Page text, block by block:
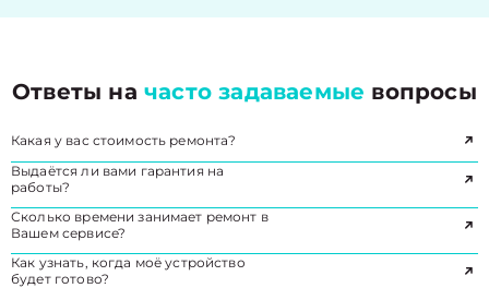
Ответы начасто задаваемые вопросы
Какая у вас стоимость ремонта?
Выдаётся ли вами гарантия на
работы?
Сколько времени занимает ремонт в
Вашем сервисе?
Как узнать, когда моё устройство
будет готово?